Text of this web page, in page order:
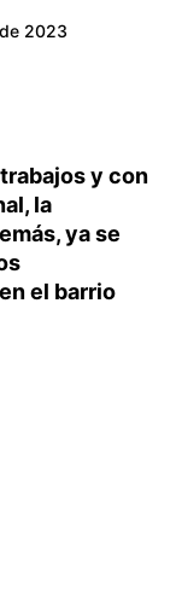
2023
y con
la
ya se
el barrio